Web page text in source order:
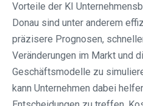
Vorteile der KI
Donau sind unter anderem
präzisere Prognosen,
Veränderungen im Markt und
Geschäftsmodelle zu
kann Unternehmen dabei